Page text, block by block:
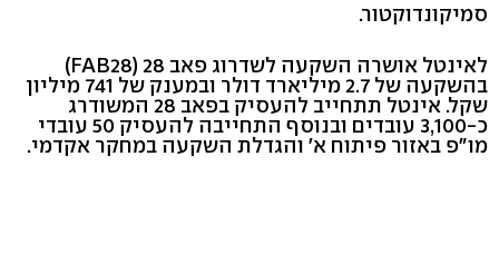
סמיקונדוקטור.
לאינטל אושרה השקעה לשדרוג פאב 28 (FAB28)
בהשקעה של 2.7 מיליארד דולר ובמענק של 741 מיליון
שקל. אינטל תתחייב להעסיק בפאב 28 המשודרג
כ-3,100 עובדים ובנוסף התחייבה להעסיק 50 עובדי
מו"פ באזור פיתוח א' והגדלת השקעה במחקר אקדמי.